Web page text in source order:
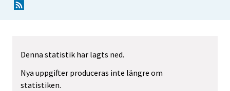
Denna statistik har lagts ned.
Nya uppgifter produceras inte längre om
statistiken.